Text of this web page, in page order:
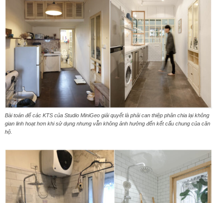
Bài toán để các KTS của Studio MiniGeo giải quyết là phải can thiệp phân chia lại không
gian linh hoạt hơn khi sử dụng nhưng vẫn không ảnh hưởng đến kết cấu chung của căn
hộ.